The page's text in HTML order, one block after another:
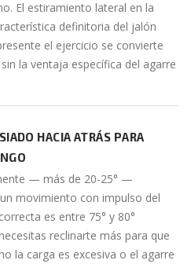
El estiramiento lateral en la
definitoria del jalón
el ejercicio se convierte
la ventaja específica del agarre
HACIA ATRÁS PARA
— más de 20-25° —
movimiento con impulso del
es entre 75° y 80°
reclinarte más para que
la carga es excesiva o el agarre